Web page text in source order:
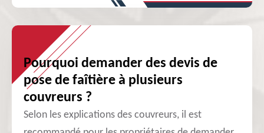
Pourquoi demander des devis de
pose de faîtière à plusieurs
couvreurs ?
Selon les explications des couvreurs, il est